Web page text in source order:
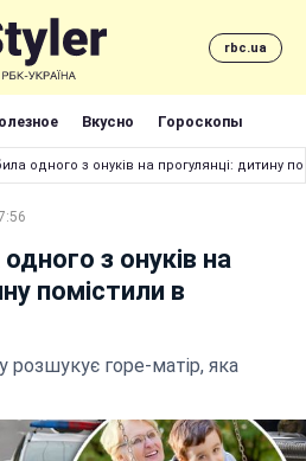
rbc.ua
Вкусно Гороскопы
одного з онуків на прогулянці: дитину
з онуків на
помістили в
розшукує горе-матір, яка